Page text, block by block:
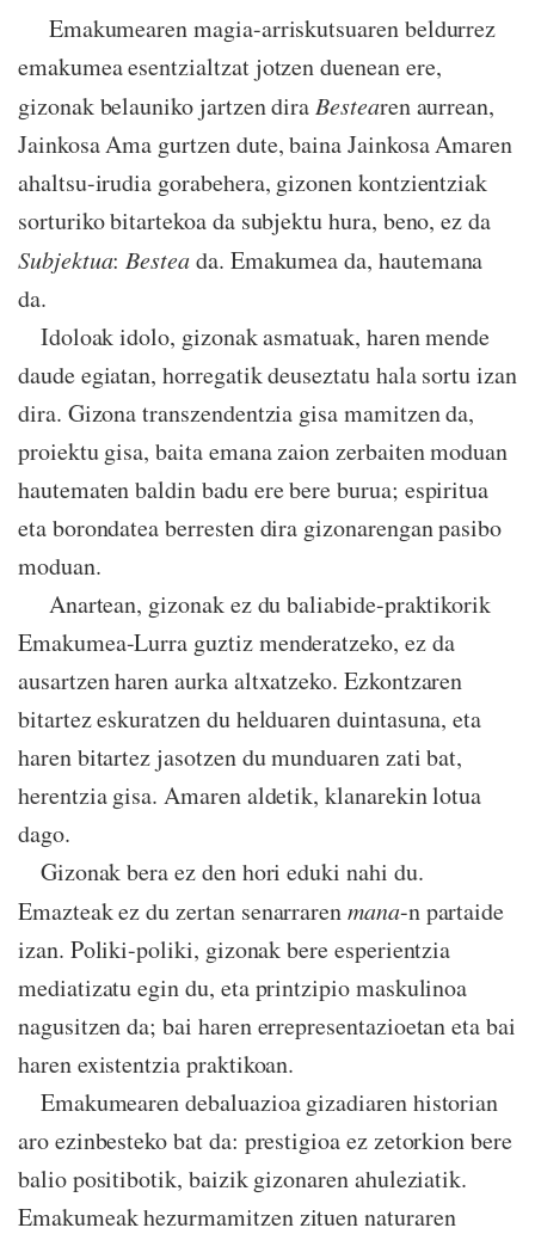
Emakumearen magia-arriskutsuaren beldurrez
emakumea esentzialtzat jotzen duenean ere,
gizonak belauniko jartzen diraBestearen aurrean,
Jainkosa Ama gurtzen dute, baina Jainkosa Amaren
ahaltsu-irudia gorabehera, gizonen kontzientziak
sorturiko bitartekoa da subjektu hura, beno, ez da
Subjektua:Besteada. Emakumea da, hautemana
da.
Idoloak idolo, gizonak asmatuak, haren mende
daude egiatan, horregatik deuseztatu hala sortu izan
dira. Gizona transzendentzia gisa mamitzen da,
proiektu gisa, baita emana zaion zerbaiten moduan
hautematen baldin badu ere bere burua; espiritua
eta borondatea berresten dira gizonarengan pasibo
moduan.
Anartean, gizonak ez du baliabide-praktikorik
Emakumea-Lurra guztiz menderatzeko, ez da
ausartzen haren aurka altxatzeko. Ezkontzaren
bitartez eskuratzen du helduaren duintasuna, eta
haren bitartez jasotzen du munduaren zati bat,
herentzia gisa. Amaren aldetik, klanarekin lotua
dago.
Gizonak bera ez den hori eduki nahi du.
Emazteak ez du zertan senarrarenmana-n partaide
izan. Poliki-poliki, gizonak bere esperientzia
mediatizatu egin du, eta printzipio maskulinoa
nagusitzen da; bai haren errepresentazioetan eta bai
haren existentzia praktikoan.
Emakumearen debaluazioa gizadiaren historian
aro ezinbesteko bat da: prestigioa ez zetorkion bere
balio positibotik, baizik gizonaren ahuleziatik.
Emakumeak hezurmamitzen zituen naturaren